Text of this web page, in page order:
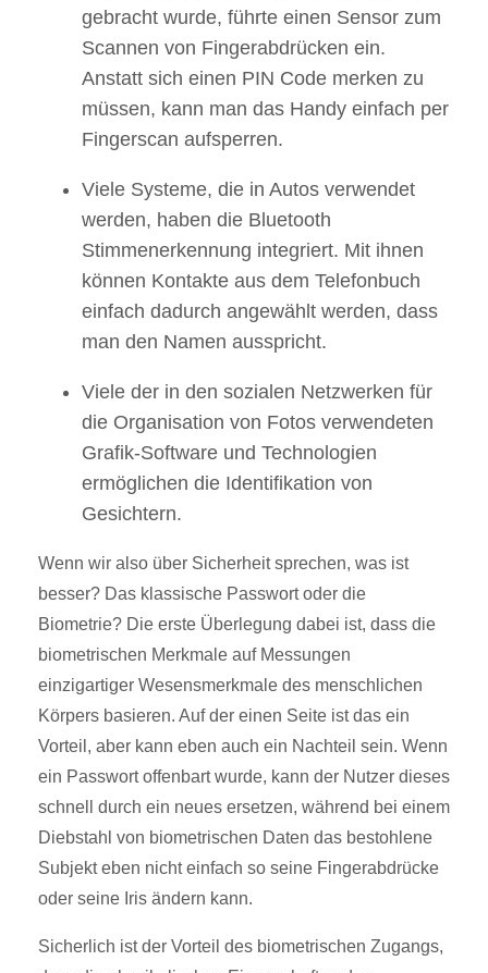
gebracht wurde, führte einen Sensor zum
Scannen von Fingerabdrücken ein.
Anstatt sich einen PIN Code merken zu
müssen, kann man das Handy einfach per
Fingerscan aufsperren.
Viele Systeme, die in Autos verwendet
werden, haben die Bluetooth
Stimmenerkennung integriert. Mit ihnen
können Kontakte aus dem Telefonbuch
einfach dadurch angewählt werden, dass
man den Namen ausspricht.
Viele der in den sozialen Netzwerken für
die Organisation von Fotos verwendeten
Grafik-Software und Technologien
ermöglichen die Identifikation von
Gesichtern.
Wenn wir also über Sicherheit sprechen, was ist
besser? Das klassische Passwort oder die
Biometrie? Die erste Überlegung dabei ist, dass die
biometrischen Merkmale auf Messungen
einzigartiger Wesensmerkmale des menschlichen
Körpers basieren. Auf der einen Seite ist das ein
Vorteil, aber kann eben auch ein Nachteil sein. Wenn
ein Passwort offenbart wurde, kann der Nutzer dieses
schnell durch ein neues ersetzen, während bei einem
Diebstahl von biometrischen Daten das bestohlene
Subjekt eben nicht einfach so seine Fingerabdrücke
oder seine Iris ändern kann.
Sicherlich ist der Vorteil des biometrischen Zugangs,